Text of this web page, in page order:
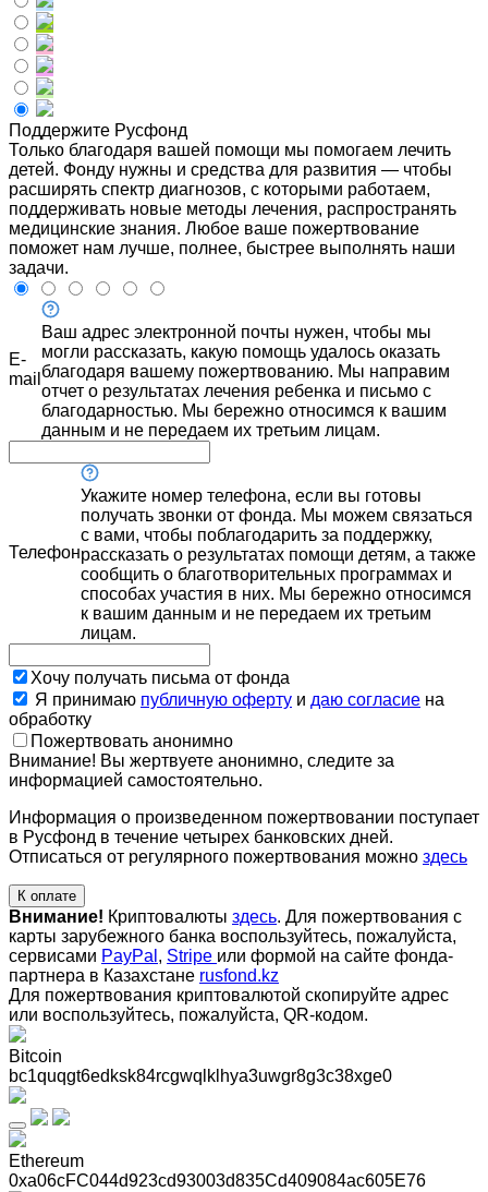
Поддержите Русфонд
Только благодаря вашей помощи мы помогаем лечить
детей. Фонду нужны и средства для развития — чтобы
расширять спектр диагнозов, с которыми работаем,
поддерживать новые методы лечения, распространять
медицинские знания. Любое ваше пожертвование
поможет нам лучше, полнее, быстрее выполнять наши
задачи.
E-
mail
Ваш адрес электронной почты нужен, чтобы мы
могли рассказать, какую помощь удалось оказать
благодаря вашему пожертвованию. Мы направим
отчет о результатах лечения ребенка и письмо с
благодарностью. Мы бережно относимся к вашим
данным и не передаем их третьим лицам.
Телефон
Укажите номер телефона, если вы готовы
получать звонки от фонда. Мы можем связаться
с вами, чтобы поблагодарить за поддержку,
рассказать о результатах помощи детям, а также
сообщить о благотворительных программах и
способах участия в них. Мы бережно относимся
к вашим данным и не передаем их третьим
лицам.
Хочу получать письма от фонда
Я принимаю публичную оферту и даю согласие на
обработку
Пожертвовать анонимно
Внимание! Вы жертвуете анонимно, следите за
информацией самостоятельно.
Информация о произведенном пожертвовании поступает
в Русфонд в течение четырех банковских дней.
Отписаться от регулярного пожертвования можно здесь
К оплате
Внимание! Криптовалюты здесь. Для пожертвования с
карты зарубежного банка воспользуйтесь, пожалуйста,
сервисами PayPal , Stripe или формой на сайте фонда-
партнера в Казахстане rusfond.kz
Для пожертвования криптовалютой скопируйте адрес
или воспользуйтесь, пожалуйста, QR-кодом.
Bitcoin
bc1quqgt6edksk84rcgwqlklhya3uwgr8g3c38xge0
Ethereum
0xa06cFC044d923cd93003d835Cd409084ac605E76